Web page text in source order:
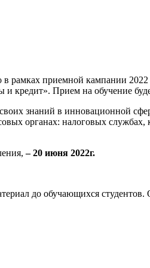
приемной кампании 2022
Прием на обучение
знаний в инновационной
органах: налоговых службах,
– 20 июня 2022г.
до обучающихся